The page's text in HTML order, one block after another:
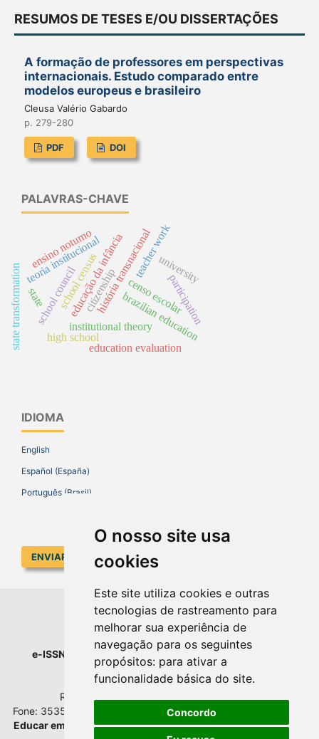
O nosso site usa
cookies
Este site utiliza cookies e outras
tecnologias de rastreamento para
melhorar sua experiência de
navegação para os seguintes
propósitos: para ativar a
funcionalidade básica do site.
Concordo
RESUMOS DE TESES E/OU DISSERTAÇÕES
A formação de professores em perspectivas
internacionais. Estudo comparado entre
modelos europeus e brasileiro
Cleusa Valério Gabardo
p. 279-280
PDF DOI
PALAVRAS-CHAVE
história transnacional
brazilian education
school councilcitizenship participation
teoria institucional
state transformation institutional theory
university
ensino noturno
high school
education evaluation
educação da infância
school census censo escolar
teacher work
state
IDIOMA
English
Español (España)
Português (Brasil)
ENVIAR SUBMISSÃO
EDUCAR EM REVISTA
e-ISSN : 1984-0411 | Prefixo DOI : 10.1590 |
Universidade Federal do Paraná
Setor de Educação - Campus Rebouças
Rua Rockefeller, nº 57, 2.º andar - Sala 202
Fone: 3535-6207 | Bairro: Rebouças | Curitiba - Paraná - Brasil
Educar em Revistaesta licenciada comCreative Commons BY